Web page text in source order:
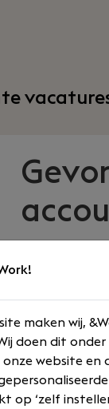
Uw rol
Senior
maken wij,
doen dit
website en
op ‘zelf